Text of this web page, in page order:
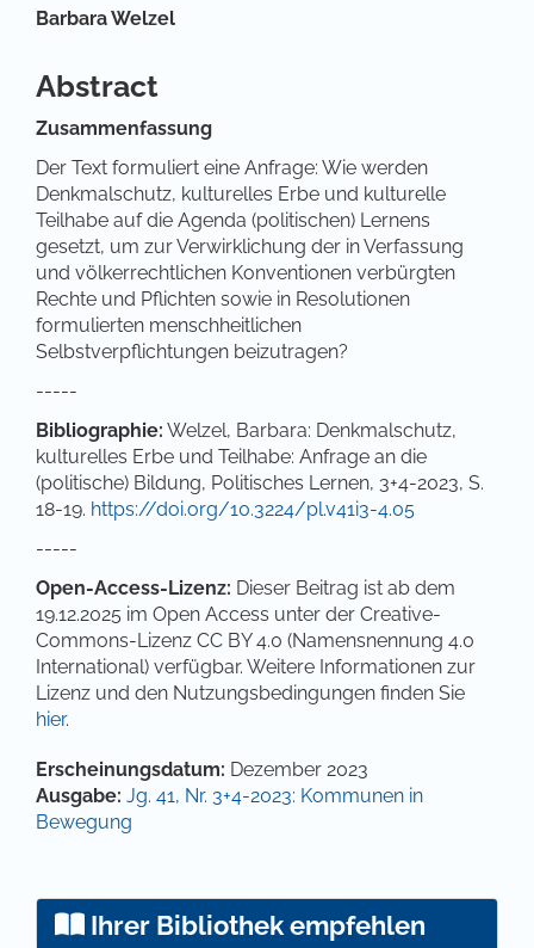
Hauptsächlicher Artikelinhalt
Barbara Welzel
Abstract
Zusammenfassung
Der Text formuliert eine Anfrage: Wie werden
Denkmalschutz, kulturelles Erbe und kulturelle
Teilhabe auf die Agenda (politischen) Lernens
gesetzt, um zur Verwirklichung der in Verfassung
und völkerrechtlichen Konventionen verbürgten
Rechte und Pflichten sowie in Resolutionen
formulierten menschheitlichen
Selbstverpflichtungen beizutragen?
-----
Bibliographie: Welzel, Barbara: Denkmalschutz,
kulturelles Erbe und Teilhabe: Anfrage an die
(politische) Bildung, Politisches Lernen, 3+4-2023, S.
18-19. https://doi.org/10.3224/pl.v41i3-4.05
-----
Open-Access-Lizenz: Dieser Beitrag ist ab dem
19.12.2025 im Open Access unter der Creative-
Commons-Lizenz CC BY 4.0 (Namensnennung 4.0
International) verfügbar. Weitere Informationen zur
Lizenz und den Nutzungsbedingungen finden Sie
hier.
Artikel-Details
Erscheinungsdatum: Dezember 2023
Ausgabe: Jg. 41, Nr. 3+4-2023: Kommunen in
Bewegung
Ihrer Bibliothek empfehlen